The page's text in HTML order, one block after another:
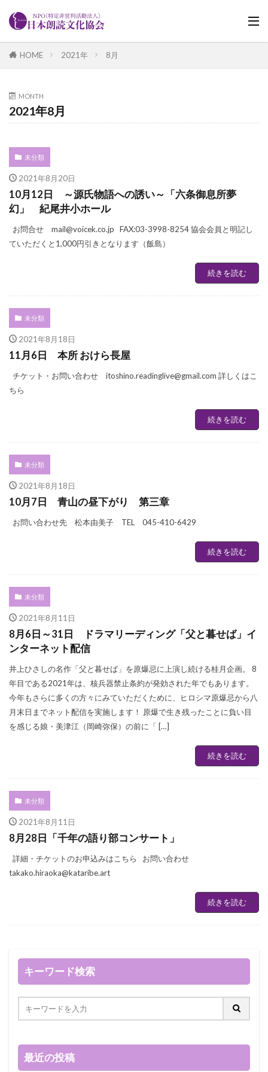
HOME 2021年 8月
MONTH
2021年8月
未分類
2021年8月20日
10月12日 ～源氏物語への誘い～「六条御息所夢
幻」 紀尾井小ホール
お問合せ mail@voicek.co.jp FAX:03-3998-8254 協会会員と明記し
ていただくと1,000円引きとなります（飯島）
続きを読む
未分類
2021年8月18日
11月6日 本所 おけら長屋
チケット・お問い合わせ itoshino.readinglive@gmail.com 詳しくはこ
ちら
続きを読む
未分類
2021年8月18日
10月7日 青山の昼下がり 第三章
お問い合わせ先 松本由美子 TEL 045-410-6429
続きを読む
未分類
2021年8月11日
8月6日～31日 ドラマリーディング「父と暮せば」イ
ンターネット配信
井上ひさしの名作「父と暮せば」を原爆忌に上演し続ける桂月企画。 8
年目である2021年は、核兵器禁止条約が発効された年でもあります。
今年もさらに多くの方々にみていただくために、ヒロシマ原爆忌から八
月末日までネット配信を実施します！ 原爆で生き残ったことに負い目
を感じる娘・美津江（岡崎弥保）の前に「 […]
続きを読む
未分類
2021年8月11日
8月28日「千年の語り部コンサート」
詳細・チケットのお申込みはこちら お問い合わせ
takako.hiraoka@kataribe.art
続きを読む
キーワード検索
最近の投稿